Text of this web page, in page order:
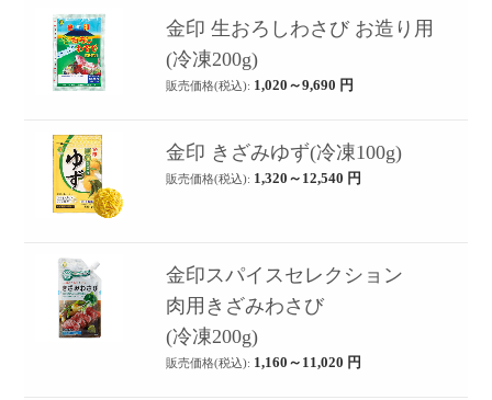
金印 生おろしわさび お造り用
(冷凍200g)
販売価格(税込): 1,020～9,690 円
金印 きざみゆず(冷凍100g)
販売価格(税込): 1,320～12,540 円
金印スパイスセレクション
肉用きざみわさび
(冷凍200g)
販売価格(税込): 1,160～11,020 円